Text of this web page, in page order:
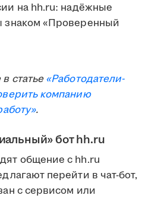
на hh.ru: надёжные
знаком «Проверенный
статье«Работодатели-
компанию
.
бот hh.ru
общение с hh.ru
перейти в чат-бот,
с сервисом или